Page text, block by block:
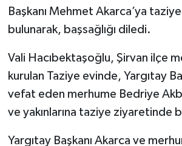
Başkanı Mehmet Akarca’ya
bulunarak, başsağlığı diledi.
Vali Hacıbektaşoğlu, Şirvan ilçe
kurulan Taziye evinde, Yargıtay
vefat eden merhume Bedriye
ve yakınlarına taziye ziyaretinde
Yargıtay Başkanı Akarca ve